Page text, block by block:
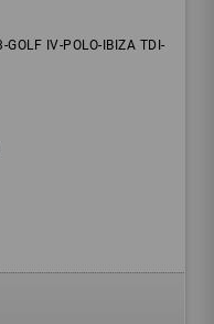
GOLF IV-POLO-IBIZA TDI-